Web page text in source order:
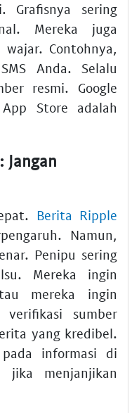
Grafisnya sering
Mereka juga
Contohnya,
Anda. Selalu
resmi. Google
Store adalah
Jangan
Berita Ripple
Namun,
Penipu sering
Mereka ingin
mereka ingin
sumber
yang kredibel.
informasi di
jika menjanjikan